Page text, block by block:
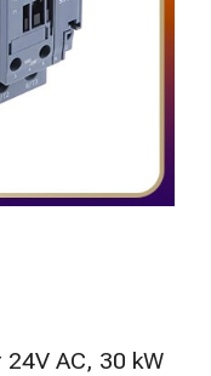
AC, 30 kW